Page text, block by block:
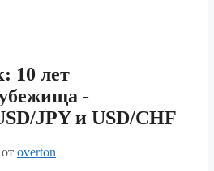
10 лет
‑
JPY и USD/CHF
от overton